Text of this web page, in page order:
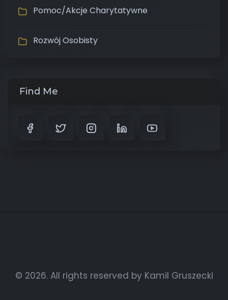
Pomoc/Akcje Charytatywne
Rozwój Osobisty
Find Me
© 2026. All rights reserved by Kamil Gruszecki